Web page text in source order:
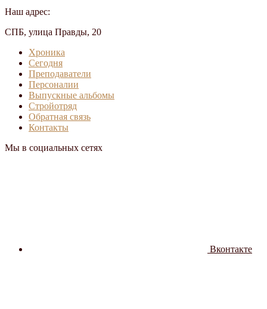
Наш адрес:
СПБ, улица Правды, 20
Хроника
Сегодня
Преподаватели
Персоналии
Выпускные альбомы
Стройотряд
Обратная связь
Контакты
Мы в социальных сетях
Вконтакте